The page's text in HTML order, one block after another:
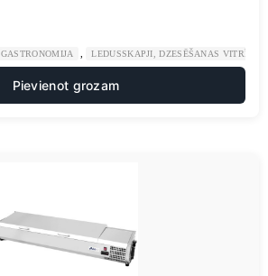
GASTRONOMIJA LEDUSSKAPJI, DZESĒŠANAS VITRĪNAS
Pievienot grozam